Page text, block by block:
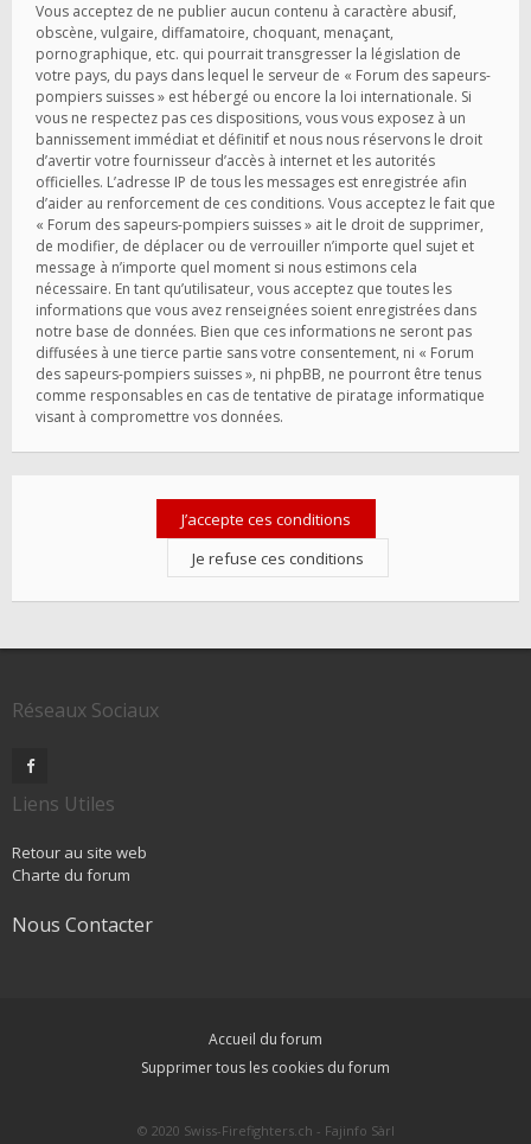
Vous acceptez de ne publier aucun contenu à caractère abusif,
obscène, vulgaire, diffamatoire, choquant, menaçant,
pornographique, etc. qui pourrait transgresser la législation de
votre pays, du pays dans lequel le serveur de « Forum des sapeurs-
pompiers suisses » est hébergé ou encore la loi internationale. Si
vous ne respectez pas ces dispositions, vous vous exposez à un
bannissement immédiat et définitif et nous nous réservons le droit
d’avertir votre fournisseur d’accès à internet et les autorités
officielles. L’adresse IP de tous les messages est enregistrée afin
d’aider au renforcement de ces conditions. Vous acceptez le fait que
« Forum des sapeurs-pompiers suisses » ait le droit de supprimer,
de modifier, de déplacer ou de verrouiller n’importe quel sujet et
message à n’importe quel moment si nous estimons cela
nécessaire. En tant qu’utilisateur, vous acceptez que toutes les
informations que vous avez renseignées soient enregistrées dans
notre base de données. Bien que ces informations ne seront pas
diffusées à une tierce partie sans votre consentement, ni « Forum
des sapeurs-pompiers suisses », ni phpBB, ne pourront être tenus
comme responsables en cas de tentative de piratage informatique
visant à compromettre vos données.
Réseaux Sociaux
Liens Utiles
Retour au site web
Charte du forum
Nous Contacter
Accueil du forum
Supprimer tous les cookies du forum
© 2020 Swiss-Firefighters.ch - Fajinfo Sàrl